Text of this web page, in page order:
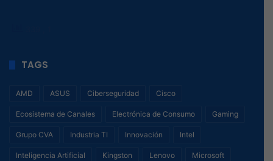
TAGS
AMD ASUS Ciberseguridad Cisco
Ecosistema de Canales Electrónica de Consumo Gaming
Grupo CVA Industria TI Innovación Intel
Inteligencia Artificial Kingston Lenovo Microsoft